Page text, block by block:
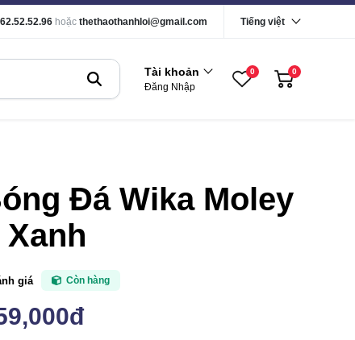
hoặc thethaothanhloi@gmail.com Tiếng việt
Tài khoản
Đăng Nhập
0 0
Đá Wika Moley
Xanh
giá Còn hàng